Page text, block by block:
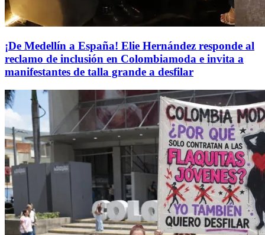
¡De Medellín a España! Elie Hernández responde al
reclamo de inclusión en Colombiamoda e invita a
manifestantes de talla grande a desfilar